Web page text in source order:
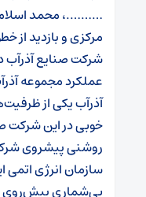
……….، محمد
مرکزی و بازدید از
شرکت صنایع آذرآب
عملکرد مجموعه
آذرآب یکی از
خوبی در این شرکت
روشنی پیشروی
سازمان انرژی اتمی
بی‌شماری پیش‌روی